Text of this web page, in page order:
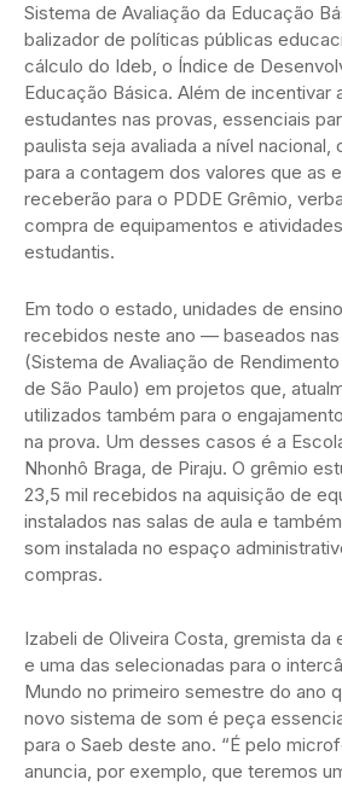
Sistema de Avaliação da Educação
balizador de políticas públicas
cálculo do Ideb, o Índice de
Educação Básica. Além de incentivar
estudantes nas provas, essenciais
paulista seja avaliada a nível
para a contagem dos valores que as
receberão para o PDDE Grêmio,
compra de equipamentos e
estudantis.
Em todo o estado, unidades de
recebidos neste ano — baseados
(Sistema de Avaliação de
de São Paulo) em projetos que,
utilizados também para o
na prova. Um desses casos é a
Nhonhô Braga, de Piraju. O grêmio
23,5 mil recebidos na aquisição de
instalados nas salas de aula e
som instalada no espaço
compras.
Izabeli de Oliveira Costa, gremista da
e uma das selecionadas para o
Mundo no primeiro semestre do ano
novo sistema de som é peça
para o Saeb deste ano. “É pelo
anuncia, por exemplo, que teremos